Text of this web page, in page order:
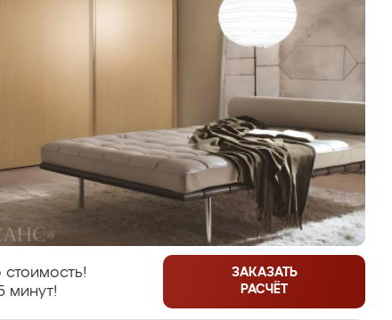
минут!
ЗАКАЗАТЬ
РАСЧЁТ